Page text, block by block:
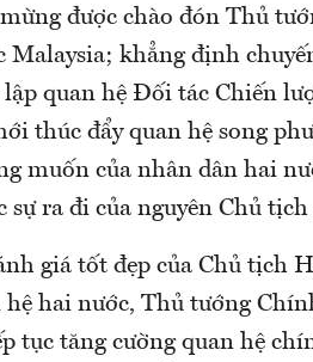
được chào đón Thủ
Malaysia; khẳng định
quan hệ Đối tác Chiến
thúc đẩy quan hệ song
muốn của nhân dân hai
sự ra đi của nguyên Chủ
giá tốt đẹp của Chủ tịch
hai nước, Thủ tướng
tục tăng cường quan hệ